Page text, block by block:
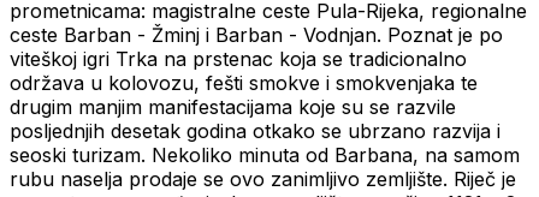
prometnicama: magistralne ceste Pula-Rijeka, regionalne
ceste Barban - Žminj i Barban - Vodnjan. Poznat je po
viteškoj igri Trka na prstenac koja se tradicionalno
održava u kolovozu, fešti smokve i smokvenjaka te
drugim manjim manifestacijama koje su se razvile
posljednjih desetak godina otkako se ubrzano razvija i
seoski turizam. Nekoliko minuta od Barbana, na samom
rubu naselja prodaje se ovo zanimljivo zemljište. Riječ je